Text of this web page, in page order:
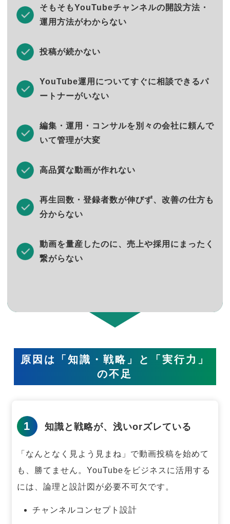
そもそもYouTubeチャンネルの開設方法・
運用方法がわからない
投稿が続かない
YouTube運用についてすぐに相談できるパ
ートナーがいない
編集・運用・コンサルを別々の会社に頼んで
いて管理が大変
高品質な動画が作れない
再生回数・登録者数が伸びず、改善の仕方も
分からない
動画を量産したのに、売上や採用にまったく
繋がらない
原因は「知識・戦略」と「実行力」
の不足
1 知識と戦略が、浅いorズレている
「なんとなく見よう見まね」で動画投稿を始めて
も、勝てません。 YouTubeをビジネスに活用する
には、論理と設計図が必要不可欠です。
チャンネルコンセプト設計